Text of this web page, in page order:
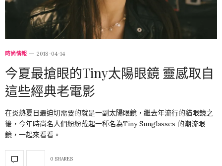
時尚情報 2018-04-14
今夏最搶眼的Tiny太陽眼鏡 靈感取自
這些經典老電影
在炎熱夏日最迫切需要的就是一副太陽眼鏡，繼去年流行的貓眼鏡之
後，今年時尚名人們紛紛戴起一種名為Tiny Sunglasses 的潮流眼
鏡，一起來看看。
0 SHARES